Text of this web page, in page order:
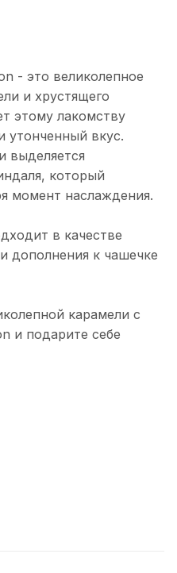
- это великолепное
и хрустящего
этому лакомству
утонченный вкус.
выделяется
который
момент наслаждения.
в качестве
дополнения к чашечке
карамели с
и подарите себе